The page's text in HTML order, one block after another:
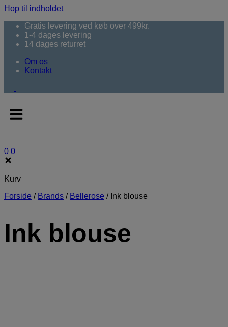
Hop til indholdet
Gratis levering ved køb over 499kr.
1-4 dages levering
14 dages returret
Om os
Kontakt
0 0
Kurv
Forside / Brands / Bellerose / Ink blouse
Ink blouse